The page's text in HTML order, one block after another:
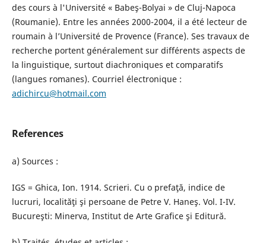
des cours à l'Université « Babeş-Bolyai » de Cluj-Napoca
(Roumanie). Entre les années 2000-2004, il a été lecteur de
roumain à l’Université de Provence (France). Ses travaux de
recherche portent généralement sur différents aspects de
la linguistique, surtout diachroniques et comparatifs
(langues romanes). Courriel électronique :
adichircu@hotmail.com
References
a) Sources :
IGS = Ghica, Ion. 1914. Scrieri. Cu o prefaţă, indice de
lucruri, localităţi şi persoane de Petre V. Haneş. Vol. I-IV.
Bucureşti: Minerva, Institut de Arte Grafice şi Editură.